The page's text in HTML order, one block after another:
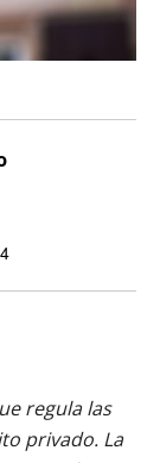
regula las
privado. La